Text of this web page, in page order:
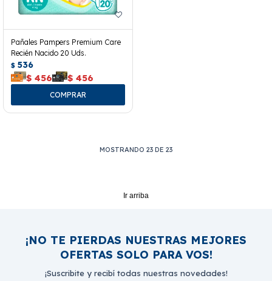
Pañales Pampers Premium Care
Recién Nacido 20 Uds.
$ 536
$ 456 $ 456
MOSTRANDO 23 DE 23
Ir arriba
¡NO TE PIERDAS NUESTRAS MEJORES
OFERTAS SOLO PARA VOS!
¡Suscribite y recibí todas nuestras novedades!